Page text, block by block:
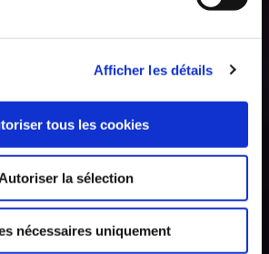
Afficher les détails
tous les cookies
Autoriser la sélection
nécessaires uniquement